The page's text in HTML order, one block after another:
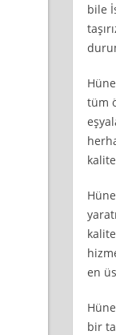
bile
tüm
en
bir